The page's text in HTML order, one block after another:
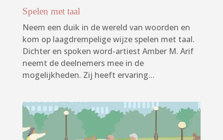
Spelen met taal
Neem een duik in de wereld van woorden en
kom op laagdrempelige wijze spelen met taal.
Dichter en spoken word-artiest Amber M. Arif
neemt de deelnemers mee in de
mogelijkheden. Zij heeft ervaring…